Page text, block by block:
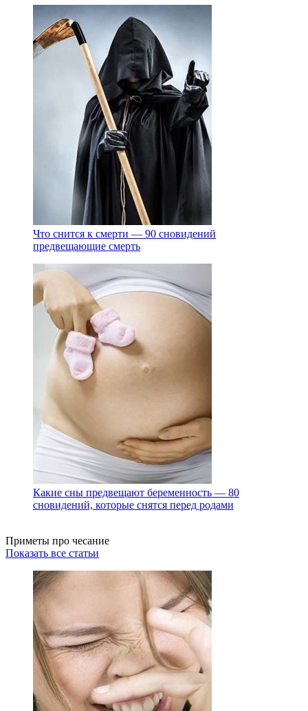
Что снится к смерти — 90 сновидений
предвещающие смерть
Какие сны предвещают беременность — 80
сновидений, которые снятся перед родами
Приметы про чесание
Показать все статьи